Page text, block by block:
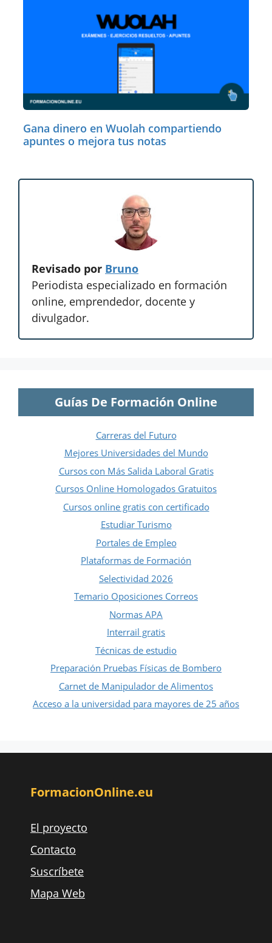
Gana dinero en Wuolah compartiendo
apuntes o mejora tus notas
Revisado por Bruno
Periodista especializado en formación
online, emprendedor, docente y
divulgador.
Guías De Formación Online
Carreras del Futuro
Mejores Universidades del Mundo
Cursos con Más Salida Laboral Gratis
Cursos Online Homologados Gratuitos
Cursos online gratis con certificado
Estudiar Turismo
Portales de Empleo
Plataformas de Formación
Selectividad 2026
Temario Oposiciones Correos
Normas APA
Interrail gratis
Técnicas de estudio
Preparación Pruebas Físicas de Bombero
Carnet de Manipulador de Alimentos
Acceso a la universidad para mayores de 25 años
FormacionOnline.eu
El proyecto
Contacto
Suscríbete
Mapa Web